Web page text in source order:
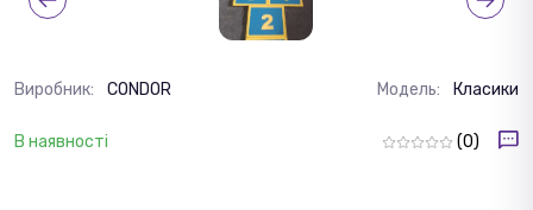
Виробник: CONDOR Модель: Класики
В наявності (0)